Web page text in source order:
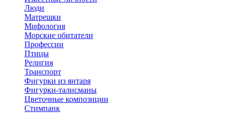
Люди
Матрешки
Мифология
Морские обитатели
Профессии
Птицы
Религия
Транспорт
Фигурки из янтаря
Фигурки-талисманы
Цветочные композиции
Стимпанк